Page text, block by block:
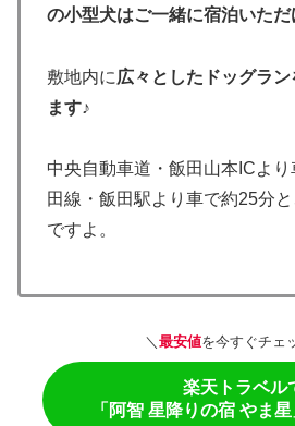
の小型犬はご一緒に宿泊いただ
敷地内に広々としたドッグラ
ます♪
中央自動車道・飯田山本ICよ
田線・飯田駅より車で約25分
ですよ。
＼ 最安値を今すぐチェ
楽天トラベル
「阿智 星降りの宿 やま